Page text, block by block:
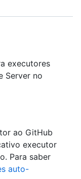
executores
Server no
ao GitHub
executor
Para saber
auto-